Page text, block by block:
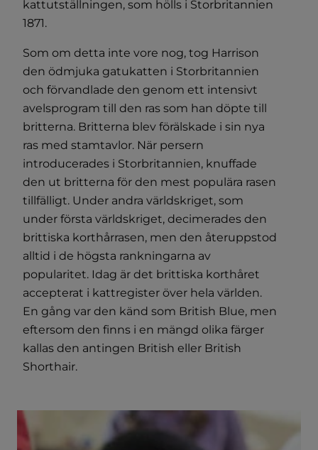
kattutställningen, som hölls i Storbritannien
1871.
Som om detta inte vore nog, tog Harrison
den ödmjuka gatukatten i Storbritannien
och förvandlade den genom ett intensivt
avelsprogram till den ras som han döpte till
britterna. Britterna blev förälskade i sin nya
ras med stamtavlor. När persern
introducerades i Storbritannien, knuffade
den ut britterna för den mest populära rasen
tillfälligt. Under andra världskriget, som
under första världskriget, decimerades den
brittiska korthårrasen, men den återuppstod
alltid i de högsta rankningarna av
popularitet. Idag är det brittiska korthåret
accepterat i kattregister över hela världen.
En gång var den känd som British Blue, men
eftersom den finns i en mängd olika färger
kallas den antingen British eller British
Shorthair.